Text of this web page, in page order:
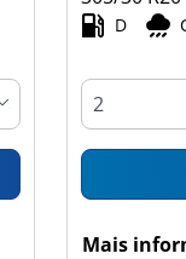
D
Mais